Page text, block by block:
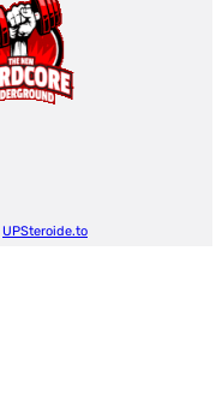
UPSteroide.to